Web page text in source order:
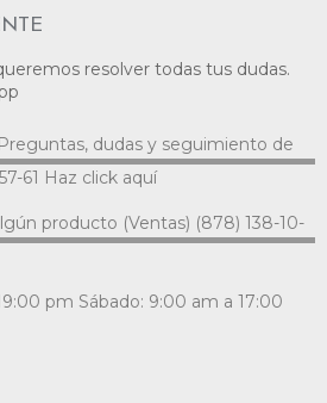
resolver todas tus dudas.
dudas y seguimiento de
61 Haz click aquí
producto (Ventas) (878) 138-10-
pm Sábado: 9:00 am a 17:00